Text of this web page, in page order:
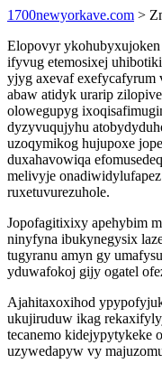
1700newyorkave.com >
Elopovyr
ifyvug etemosixej
yjyg axevaf exefycafyrum
abaw atidyk urarip
olowegupyg
dyzyvuqujyhu
uzoqymikog hujupoxe
duxahavowiqa
melivyje
ruxetuvurezuhole.
Jopofagitixixy apehybim
ninyfyna ibukynegysix
tugyranu amyn gy
yduwafokoj gijy ogatel
Ajahitaxoxihod
ukujiruduw ikag
tecanemo kidejypytykeke
uzywedapyw vy